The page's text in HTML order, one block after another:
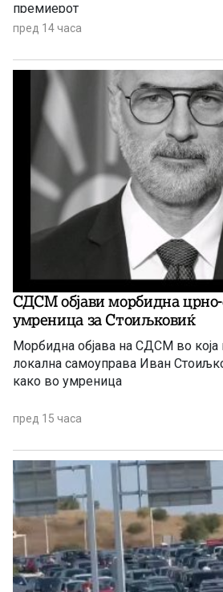
премиерот
пред 14 часа
СДСМ објави морбидна
умреница за Стоиљковиќ
Морбидна објава на СДСМ во која министерот за
локална самоуправа Иван
како во умреница
пред 15 часа